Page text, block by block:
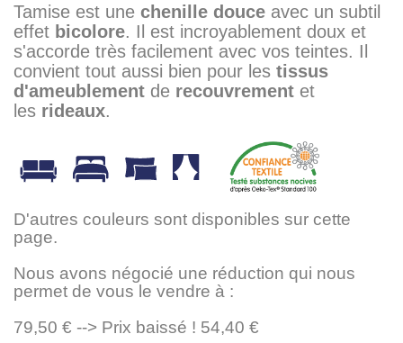
Tamise est une chenille douce avec un subtil
effet bicolore. Il est incroyablement doux et
s'accorde très facilement avec vos teintes. Il
convient tout aussi bien pour les tissus
d'ameublement de recouvrement et
les rideaux.
D'autres couleurs sont disponibles sur cette
page.
Nous avons négocié une réduction qui nous
permet de vous le vendre à :
79,50 € --> Prix baissé ! 54,40 €